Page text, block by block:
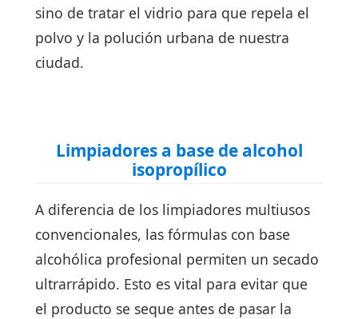
sino de tratar el vidrio para que repela el
polvo y la polución urbana de nuestra
ciudad.
Limpiadores a base de alcohol
isopropílico
A diferencia de los limpiadores multiusos
convencionales, las fórmulas con base
alcohólica profesional permiten un secado
ultrarrápido. Esto es vital para evitar que
el producto se seque antes de pasar la